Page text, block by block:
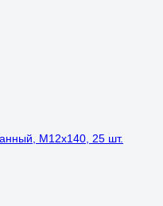
М12x140, 25 шт.